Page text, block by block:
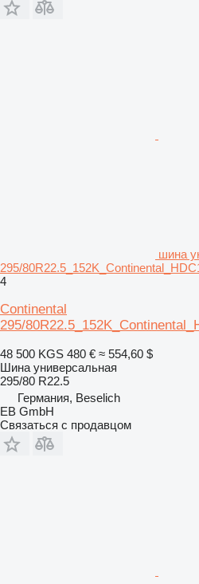
шина
295/
4
Continental
295/
48 500 KGS 480 € ≈ 554,60 $
Шина универсальная
295/80 R22.5
Германия, Beselich
EB GmbH
Связаться с продавцом